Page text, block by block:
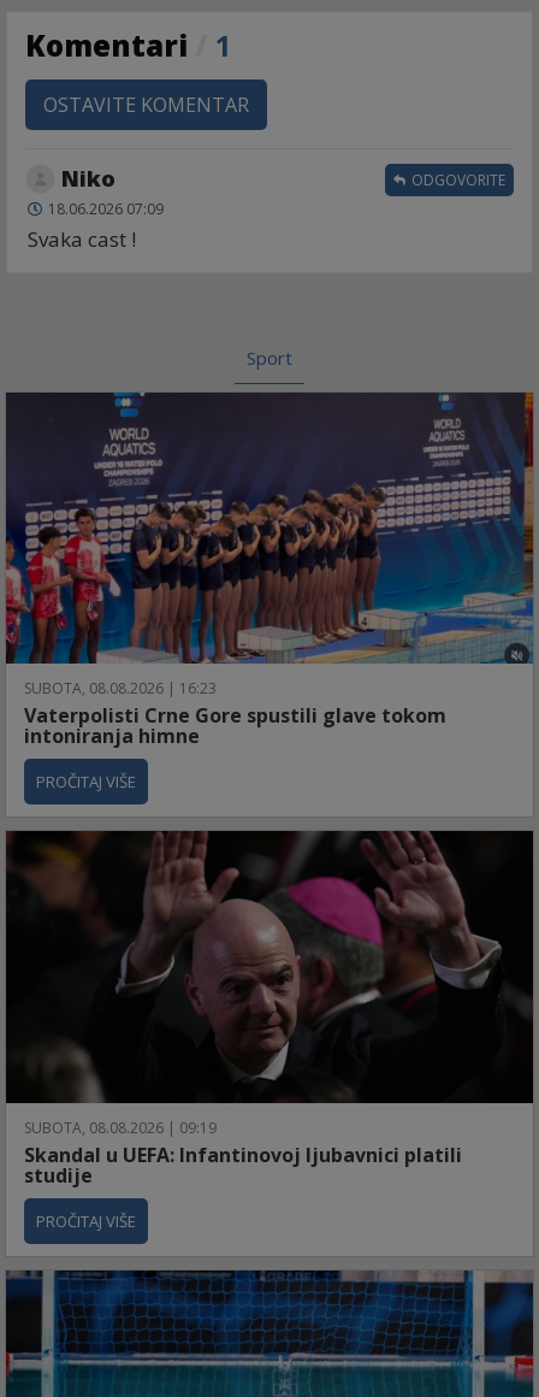
Komentari 1
OSTAVITE KOMENTAR
Niko
18.06.2026 07:09
Svaka cast !
ODGOVORITE
Sport
SUBOTA, 08.08.2026 | 16:23
Vaterpolisti Crne Gore spustili glave tokom
intoniranja himne
PROČITAJ VIŠE
SUBOTA, 08.08.2026 | 09:19
Skandal u UEFA: Infantinovoj ljubavnici platili
studije
PROČITAJ VIŠE